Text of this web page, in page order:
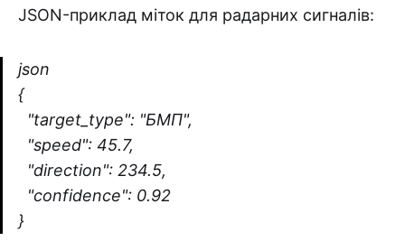
JSON-приклад міток для радарних сигналів:
json
{
"target_type": "БМП",
"speed": 45.7,
"direction": 234.5,
"confidence": 0.92
}